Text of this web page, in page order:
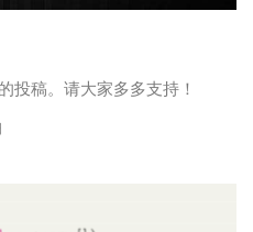
投稿。请大家多多支持！